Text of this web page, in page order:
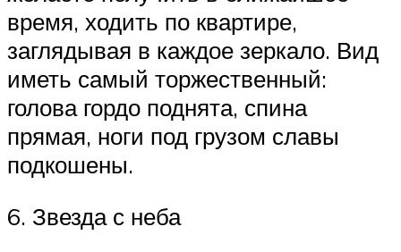
время, ходить по квартире,
заглядывая в каждое зеркало. Вид
иметь самый торжественный:
голова гордо поднята, спина
прямая, ноги под грузом славы
подкошены.
6. Звезда с неба